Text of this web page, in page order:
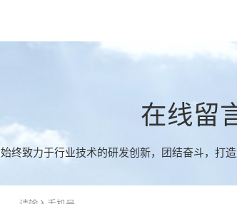
在线留
始终致力于行业技术的研发创新，团结奋斗，打